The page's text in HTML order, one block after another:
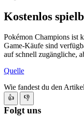
Kostenlos
Pokémon Champions ist
Game-Käufe sind
auf schnell zugängliche,
Quelle
Wie fandest du den
👍 👎
Folgt uns